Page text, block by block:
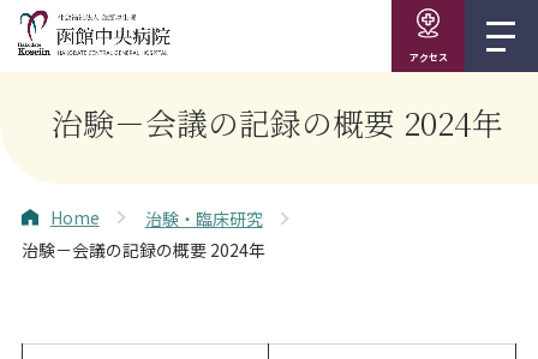
アクセス
治験－会議の記録の概要 2024年
Home
治験・臨床研究
治験－会議の記録の概要 2024年